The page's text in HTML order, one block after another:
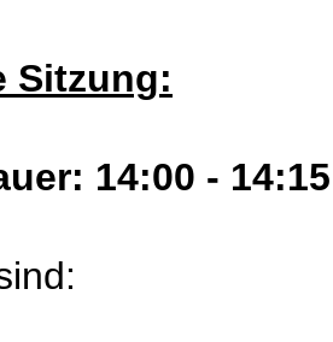
Sitzung:
14:00 -